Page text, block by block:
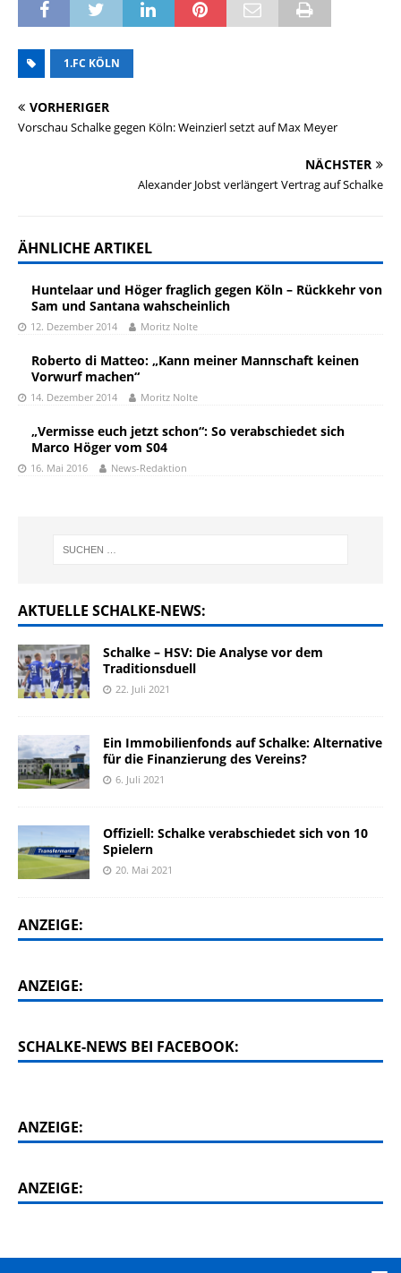
1.FC KÖLN
VORHERIGER
Vorschau Schalke gegen Köln: Weinzierl setzt auf Max Meyer
NÄCHSTER
Alexander Jobst verlängert Vertrag auf Schalke
ÄHNLICHE ARTIKEL
Huntelaar und Höger fraglich gegen Köln – Rückkehr von
Sam und Santana wahscheinlich
12. Dezember 2014 Moritz Nolte
Roberto di Matteo: „Kann meiner Mannschaft keinen
Vorwurf machen“
14. Dezember 2014 Moritz Nolte
„Vermisse euch jetzt schon“: So verabschiedet sich
Marco Höger vom S04
16. Mai 2016 News-Redaktion
AKTUELLE SCHALKE-NEWS:
Schalke – HSV: Die Analyse vor dem
Traditionsduell
22. Juli 2021
Ein Immobilienfonds auf Schalke: Alternative
für die Finanzierung des Vereins?
6. Juli 2021
Offiziell: Schalke verabschiedet sich von 10
Spielern
20. Mai 2021
ANZEIGE:
ANZEIGE:
SCHALKE-NEWS BEI FACEBOOK:
ANZEIGE:
ANZEIGE: